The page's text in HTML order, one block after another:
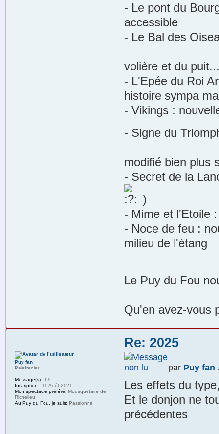
- Le pont du
accessible
- Le Bal des
volière et du
- L'Epée du Roi
histoire sympa
- Vikings :
- Signe du
modifié bien plus
- Secret de la
)
- Mime et l'Etoile
- Noce de feu :
milieu de l'étang
Le Puy du Fou
Qu'en avez-vous
Re: 2025
par Puy fan
Les effets du
Et le donjon ne
précédentes
Puy fan
Palefrenier
Message(s) : 69
Inscription : 11 Août 2021
Mon spectacle préféré: Mousquetaire de
Richelieu
Au Puy du Fou, je suis: Passionné